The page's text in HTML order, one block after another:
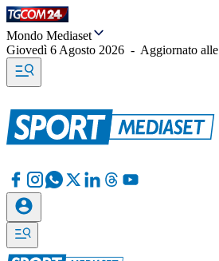
Mondo Mediaset
Giovedì 6 Agosto 2026 - Aggiornato alle